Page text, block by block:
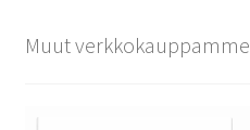
Muut verkkokauppamme